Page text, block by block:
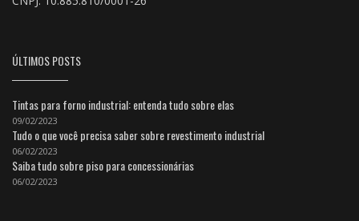
ÚLTIMOS POSTS
Tintas para forno industrial: entenda tudo sobre elas
09/02/2023
Tudo o que você precisa saber sobre revestimento industrial
06/02/2023
Saiba tudo sobre piso para concessionárias
06/02/2023